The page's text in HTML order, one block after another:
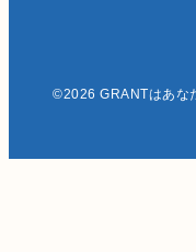
©2026GRANTはあな